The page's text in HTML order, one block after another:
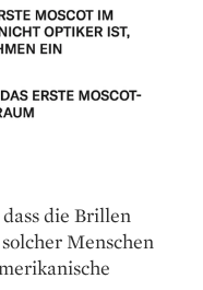
die Brillen
Menschen